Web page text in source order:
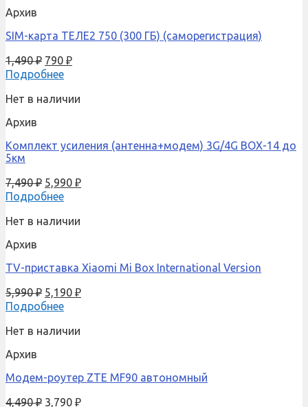
Архив
SIM-карта ТЕЛЕ2 750 (300 ГБ) (саморегистрация)
1,490₽ 790 ₽
Подробнее
Нет в наличии
Архив
Комплект усиления (антенна+модем) 3G/4G BOX-14 до
5км
7,490₽ 5,990 ₽
Подробнее
Нет в наличии
Архив
TV-приставка Xiaomi Mi Box International Version
5,990₽ 5,190 ₽
Подробнее
Нет в наличии
Архив
Модем-роутер ZTE MF90 автономный
4,490₽ 3,790 ₽